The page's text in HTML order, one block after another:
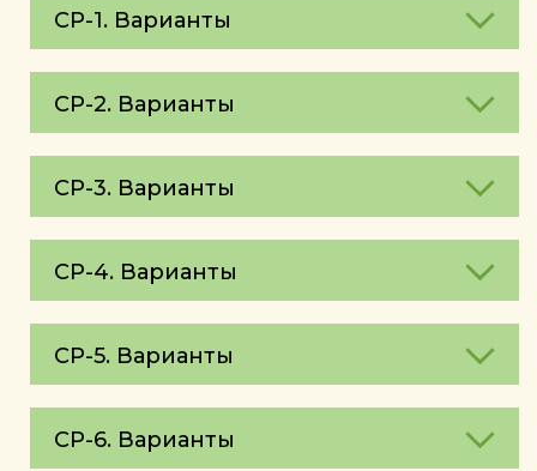
СР-1. Варианты
СР-2. Варианты
СР-3. Варианты
СР-4. Варианты
СР-5. Варианты
СР-6. Варианты